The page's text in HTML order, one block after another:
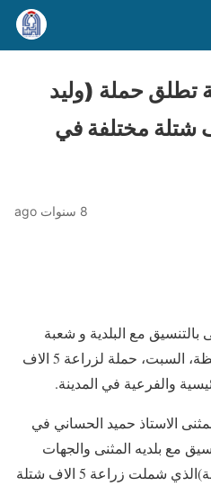
تطلق حملة (وليد
5 الاف شتلة مختلفة في
8 سنوات ago
مع البلدية و شعبة
الحدائق والمنتزهات في المحافظة، السبت، حملة لزراعة 5 الاف
والفرعية في المدينة.
الاستاذ حميد الحساني في
مع بلديه المثنى والجهات
المعنية نظمت حملة (وليد الكعبة)الذي شملت زراعة 5 الاف شتلة